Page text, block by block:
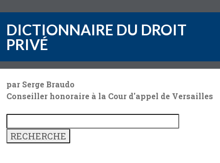
DICTIONNAIRE DU DROIT
PRIVÉ
par Serge Braudo
Conseiller honoraire à la Cour d'appel de Versailles